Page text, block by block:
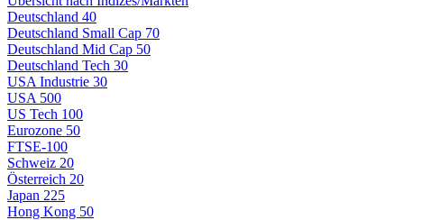
Deutschland 40
Deutschland Small Cap 70
Deutschland Mid Cap 50
Deutschland Tech 30
USA Industrie 30
USA 500
US Tech 100
Eurozone 50
FTSE-100
Schweiz 20
Österreich 20
Japan 225
Hong Kong 50